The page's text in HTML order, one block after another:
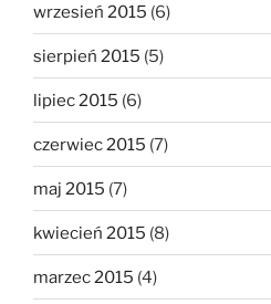
wrzesień 2015 (6)
sierpień 2015 (5)
lipiec 2015 (6)
czerwiec 2015 (7)
maj 2015 (7)
kwiecień 2015 (8)
marzec 2015 (4)